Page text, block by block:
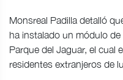
Monsreal Padilla detalló
ha instalado un módulo
Parque del Jaguar, el cual
residentes extranjeros de